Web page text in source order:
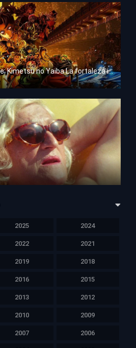
Guardianes de la noche: Kimetsu no Yaiba La fortaleza infinita
2025 2024
2022 2021
2019 2018
2016 2015
2013 2012
2010 2009
2007 2006